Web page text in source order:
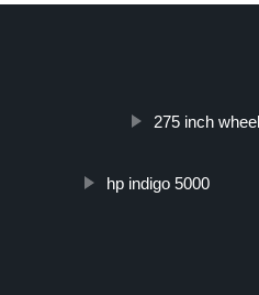
275 inch
hp indigo 5000